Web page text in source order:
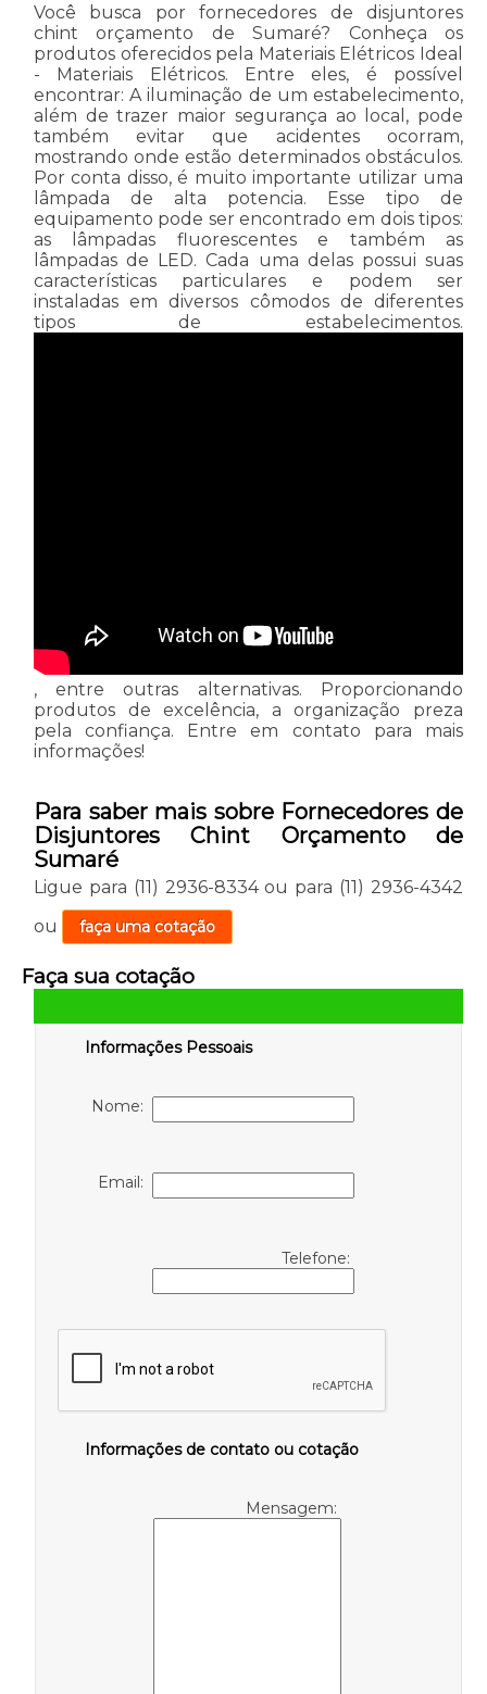
Você busca por fornecedores de disjuntores
chint orçamento de Sumaré? Conheça os
produtos oferecidos pela Materiais Elétricos Ideal
- Materiais Elétricos. Entre eles, é possível
encontrar: A iluminação de um estabelecimento,
além de trazer maior segurança ao local, pode
também evitar que acidentes ocorram,
mostrando onde estão determinados obstáculos.
Por conta disso, é muito importante utilizar uma
lâmpada de alta potencia. Esse tipo de
equipamento pode ser encontrado em dois tipos:
as lâmpadas fluorescentes e também as
lâmpadas de LED. Cada uma delas possui suas
características particulares e podem ser
instaladas em diversos cômodos de diferentes
tipos de estabelecimentos.
, entre outras alternativas. Proporcionando
produtos de excelência, a organização preza
pela confiança. Entre em contato para mais
informações!
Para saber mais sobre Fornecedores de
Disjuntores Chint Orçamento de
Sumaré
Ligue para (11) 2936-8334ou para (11) 2936-4342
ou
faça uma cotação
Faça sua cotação
Informações Pessoais
Nome:
Email:
Telefone:
Informações de contato ou cotação
Mensagem: